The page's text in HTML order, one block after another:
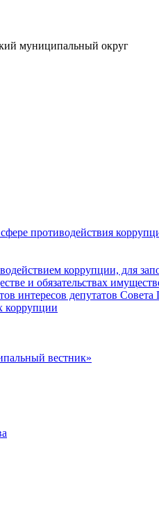
муниципальный округ
противодействия
коррупции, для
и обязательствах
интересов депутатов Совета
коррупции
вестник»